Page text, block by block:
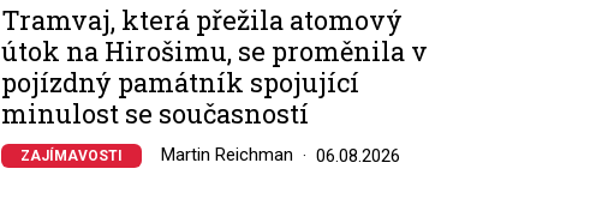
Tramvaj, která přežila atomový
útok na Hirošimu, se proměnila v
pojízdný památník spojující
minulost se současností
ZAJÍMAVOSTI Martin Reichman 06.08.2026